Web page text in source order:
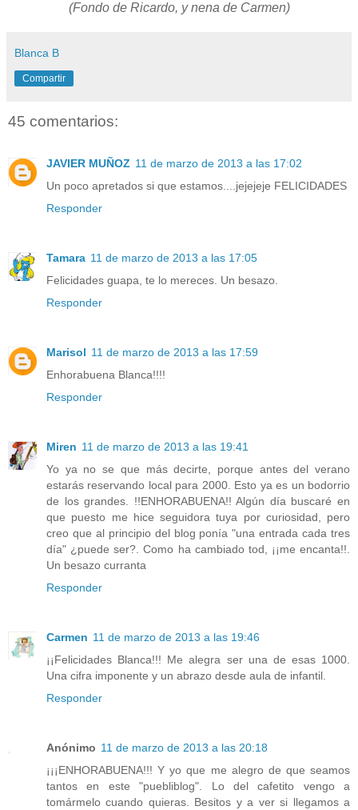
(Fondo de Ricardo, y nena de Carmen)
Blanca B
Compartir
45 comentarios:
JAVIER MUÑOZ 11 de marzo de 2013 a las 17:02
Un poco apretados si que estamos....jejejeje FELICIDADES
Responder
Tamara 11 de marzo de 2013 a las 17:05
Felicidades guapa, te lo mereces. Un besazo.
Responder
Marisol 11 de marzo de 2013 a las 17:59
Enhorabuena Blanca!!!!
Responder
Miren 11 de marzo de 2013 a las 19:41
Yo ya no se que más decirte, porque antes del verano
estarás reservando local para 2000. Esto ya es un bodorrio
de los grandes. !!ENHORABUENA!! Algún día buscaré en
que puesto me hice seguidora tuya por curiosidad, pero
creo que al principio del blog ponía "una entrada cada tres
día" ¿puede ser?. Como ha cambiado tod, ¡¡me encanta!!.
Un besazo curranta
Responder
Carmen 11 de marzo de 2013 a las 19:46
¡¡Felicidades Blanca!!! Me alegra ser una de esas 1000.
Una cifra imponente y un abrazo desde aula de infantil.
Responder
Anónimo 11 de marzo de 2013 a las 20:18
¡¡¡ENHORABUENA!!! Y yo que me alegro de que seamos
tantos en este "puebliblog". Lo del cafetito vengo a
tomármelo cuando quieras. Besitos y a ver si llegamos a